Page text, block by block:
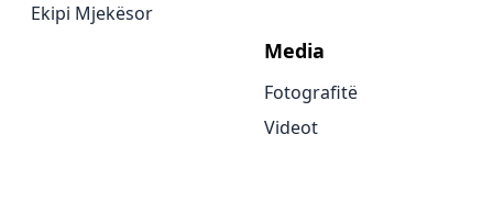
Ekipi Mjekësor
Media
Fotografitë
Videot